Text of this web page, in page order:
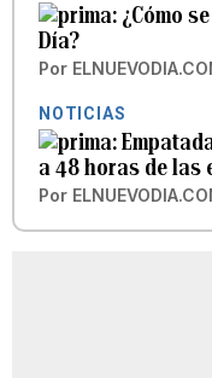
¿Cómo
Día?
Por
NOTICIAS
a 48 horas de las
Por